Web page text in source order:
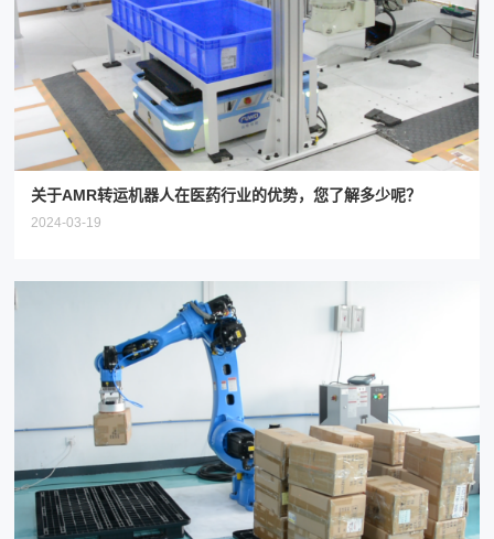
关于AMR转运机器人在医药行业的优势，您了解多少呢？
2024-03-19